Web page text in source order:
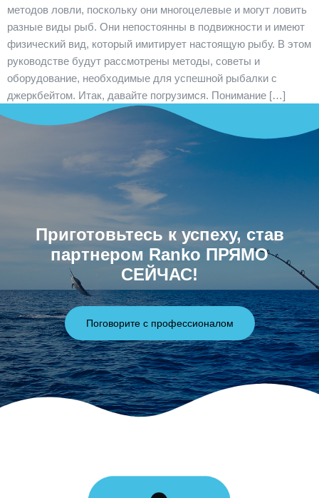
методов ловли, поскольку они многоцелевые и могут ловить
разные виды рыб. Они непостоянны в подвижности и имеют
физический вид, который имитирует настоящую рыбу. В этом
руководстве будут рассмотрены методы, советы и
оборудование, необходимые для успешной рыбалки с
джеркбейтом. Итак, давайте погрузимся. Понимание […]
Приготовьтесь к успеху, став
партнером Ranko ПРЯМО
СЕЙЧАС!
Поговорите с профессионалом